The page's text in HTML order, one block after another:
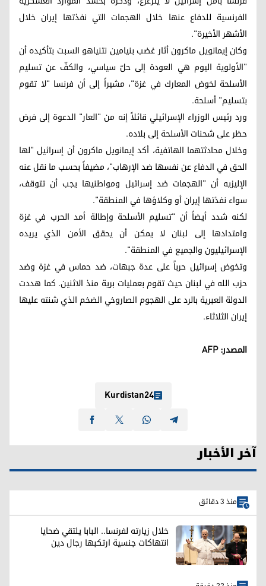
الفرنسية للدفاع عنها خلال الهجمات التي نفذتها إيران خلال
الأشهر الأخيرة".
وكان إيمانويل ماكرون أثار غضب بنيامين نتنياهو السبت بتأكيده أن
"الأولوية اليوم هي العودة إلى حلّ سياسي، والكفّ عن تسليم
الأسلحة لخوض المعارك في غزة"، مشيراً إلى أن فرنسا "لا تقوم
بتسليم" أسلحة.
ورد رئيس الوزراء الإسرائيلي قائلاً إنه من "العار" الدعوة إلى فرض
حظر على شحنات الأسلحة إلى بلاده.
وخلال محادثتهما الهاتفية، أكد إيمانويل ماكرون أن إسرائيل "لها
الحق في الدفاع عن نفسها ضد الإرهاب"، مضيفاً بحسب ما نقل عنه
الإليزيه أن "الهجمات ضد إسرائيل ومواطنيها يجب أن تتوقف،
سواء نفذتها إيران أو وكلاؤها في المنطقة".
لكنه شدد أيضاً أن "تسليم الأسلحة وإطالة أمد الحرب في غزة
وامتدادها إلى لبنان لا يمكن أن يحقق الأمن الذي يريده
الإسرائيليون والجميع في المنطقة".
وتخوض إسرائيل حرباً على عدة جبهات، ضد حماس في غزة وضد
حزب الله في لبنان حيث تقوم بعمليات برية منذ الاثنين. كما هددت
الدولة العبرية بالرد على الهجوم الصاروخي الضخم الذي شنته عليها
إيران الثلاثاء.
المصدر: AFP
Kurdistan24
آخر الأخبار
منذ 3 دقائق
خلال زيارته لفرنسا.. البابا يلتقي ضحايا
انتهاكات جنسية ارتكبها رجال دين